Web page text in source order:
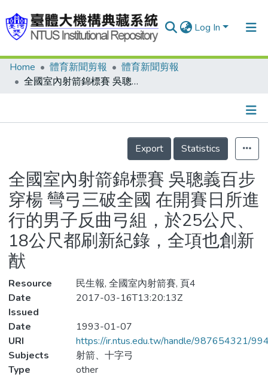
Log In
Communities & Collections
Statistics
Home 體育新聞剪報
體育新聞剪報
全國室內射箭錦標賽 吳聰義百步穿楊 彎弓三破全國 在開賽日所進行的男子反曲弓組，於25公尺、18公尺都刷新紀錄，全項也創新猷
Details
Export
Statistics
全國室內射箭錦標賽 吳聰義百步
穿楊 彎弓三破全國 在開賽日所進
行的男子反曲弓組，於25公尺、
18公尺都刷新紀錄，全項也創新
猷
Resource
民生報, 全國室內射箭賽, 頁4
Date
Issued
2017-03-16T13:20:13Z
Date
1993-01-07
URI
https://ir.ntus.edu.tw/handle/987654321/
Subjects
射箭、十字弓
Type
other